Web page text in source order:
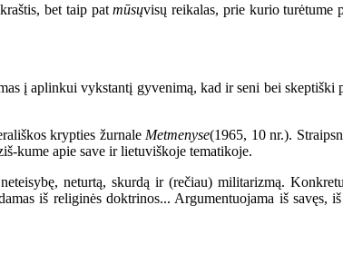
bet taip patmūsųvisų reikalas, prie kurio
į aplinkui vykstantį gyvenimą, kad ir seni bei
krypties žurnale Metmenyse(1965, 10 nr.).
kume apie save ir lietuviškoje tematikoje.
neturtą, skurdą ir (rečiau) militarizmą.
iš religinės doktrinos... Argumentuojama iš savęs,